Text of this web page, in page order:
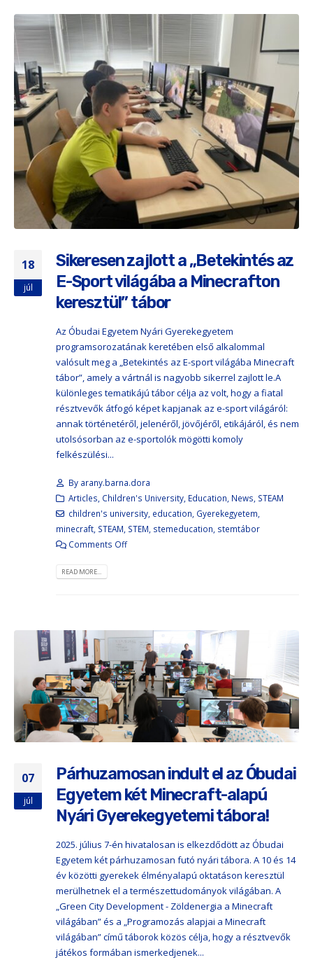
18
júl
Sikeresen zajlott a „Betekintés az
E-Sport világába a Minecrafton
keresztül” tábor
Az Óbudai Egyetem Nyári Gyerekegyetem
programsorozatának keretében első alkalommal
valósult meg a „Betekintés az E-sport világába Minecraft
tábor”, amely a vártnál is nagyobb sikerrel zajlott le.A
különleges tematikájú tábor célja az volt, hogy a fiatal
résztvevők átfogó képet kapjanak az e-sport világáról:
annak történetéről, jelenéről, jövőjéről, etikájáról, és nem
utolsósorban az e-sportolók mögötti komoly
felkészülési...
By arany.barna.dora
Articles, Children's University, Education, News, STEAM
children's university, education, Gyerekegyetem,
minecraft, STEAM, STEM, stemeducation, stemtábor
Comments Off
READ MORE...
07
júl
Párhuzamosan indult el az Óbudai
Egyetem két Minecraft-alapú
Nyári Gyerekegyetemi tábora!
2025. július 7-én hivatalosan is elkezdődött az Óbudai
Egyetem két párhuzamosan futó nyári tábora. A 10 és 14
év közötti gyerekek élményalapú oktatáson keresztül
merülhetnek el a természettudományok világában. A
„Green City Development - Zöldenergia a Minecraft
világában” és a „Programozás alapjai a Minecraft
világában” című táborok közös célja, hogy a résztvevők
játékos formában ismerkedjenek...